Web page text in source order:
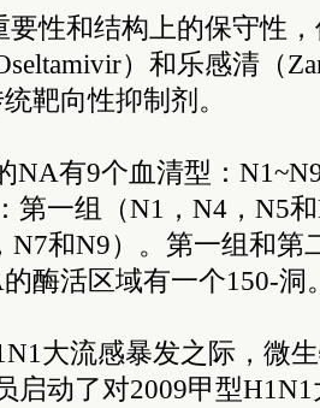
性和结构上的保守性
）和乐感清（
靶向性抑制剂。
NA有9个血清型：
第一组（N1，N4，N5
N7和N9）。第一组和
酶活区域有一个150-洞
大流感暴发之际，微
启动了对2009甲型